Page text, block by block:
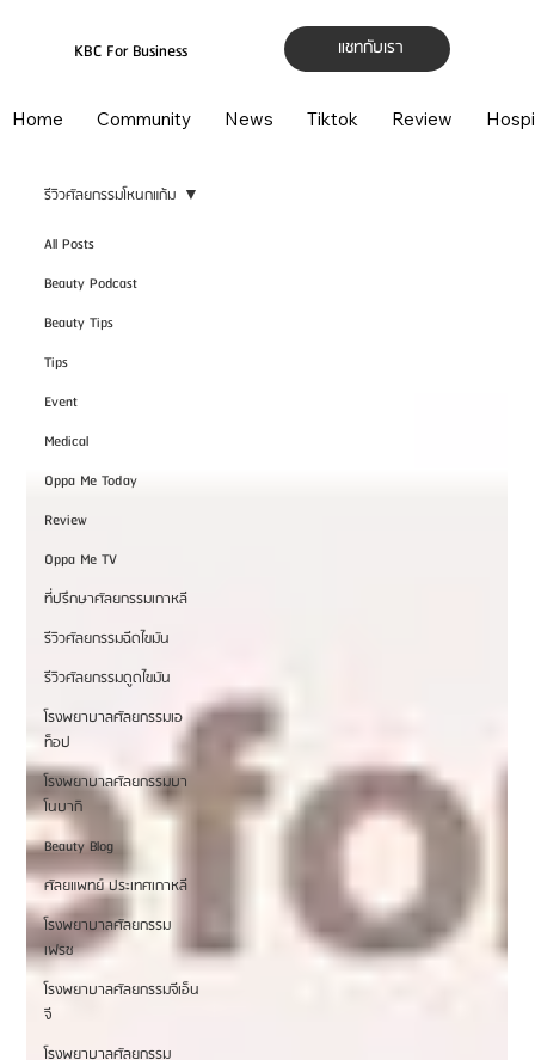
แชทกับเรา
KBC For Business
Home Community News Tiktok Review
All Posts
Beauty Podcast
Beauty Tips
Tips
Event
Medical
Oppa Me Today
Review
Oppa Me TV
ที่ปรึกษาศัลยกรรมเกาหลี
รีวิวศัลยกรรมฉีดไขมัน
รีวิวศัลยกรรมดูดไขมัน
โรงพยาบาลศัลยกรรมเอ
ท็อป
โรงพยาบาลศัลยกรรมบา
โนบากิ
Beauty Blog
ศัลยแพทย์ ประเทศเกาหลี
โรงพยาบาลศัลยกรรม
เฟรช
โรงพยาบาลศัลยกรรมจีเอ็น
จี
โรงพยาบาลศัลยกรรม
รีวิวศัลยกรรมโหนกแก้ม